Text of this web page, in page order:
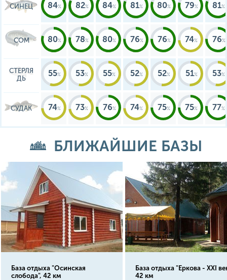
СИНЕЦ 84 82 84 81 80 79 81
СОМ 80 78 80 76 76 74 76
СТЕРЛЯ
ДЬ
55 53 55 52 52 51 53
СУДАК 74 73 76 74 75 75 77
БЛИЖАЙШИЕ БАЗЫ
База отдыха "Осинская
слобода", 42 км
База отдыха "Еркова - XXI
42 км